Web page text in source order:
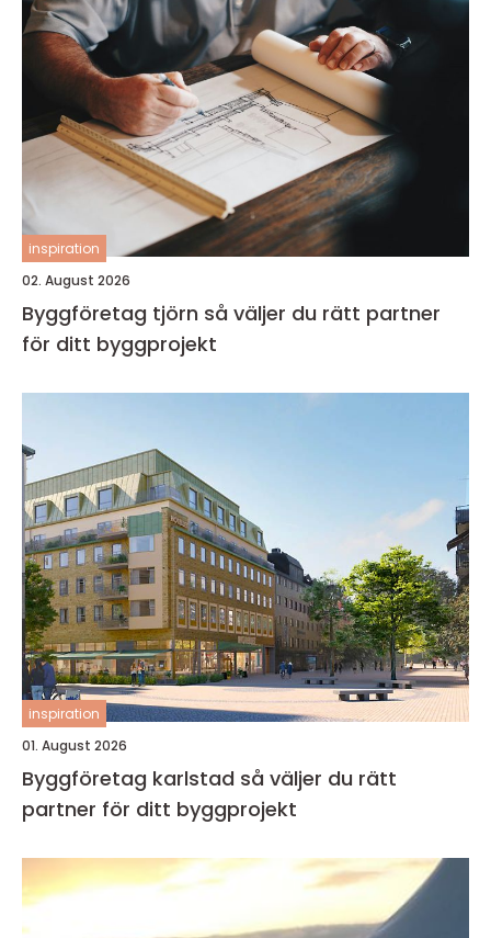
inspiration
02. August 2026
Byggföretag tjörn så väljer du rätt partner
för ditt byggprojekt
inspiration
01. August 2026
Byggföretag karlstad så väljer du rätt
partner för ditt byggprojekt